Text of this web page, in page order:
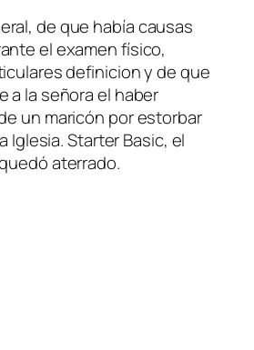
de que había causas
el examen físico,
definicion y de que
a la señora el haber
un maricón por estorbar
Iglesia. Starter Basic, el
aterrado.